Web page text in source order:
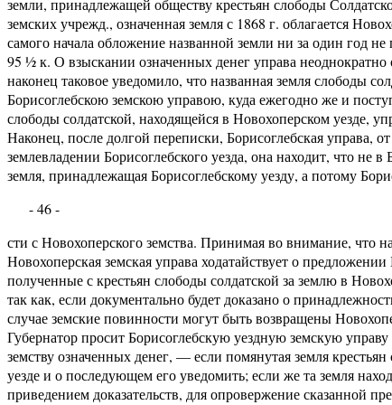
земских учрежд., означенная земля с 1868 г. облагается
самого начала обложение названной земли ни за один год
95 ½ к. О взыскании означенных денег управа неоднократно
наконец таковое уведомило, что названная земля слободы
Борисоглебскою земскою управою, куда ежегодно же и
слободы солдатской, находящейся в Новохоперском уезде,
Наконец, после долгой переписки, Борисоглебская управа,
землевладении Борисоглебского уезда, она находит, что не
земля, принадлежащая Борисоглебскому уезду, а потому
- 46 -
сти с Новохоперского земства. Принимая во внимание, что
Новохоперская земская управа ходатайствует о
полученные с крестьян слободы солдатской за землю в
так как, если документально будет доказано о
случае земские повинности могут быть возвращены
Губернатор просит Борисоглебскую уездную земскую
земству означенных денег, — если помянутая земля
уезде и о последующем его уведомить; если же та земля
приведением доказательств, для опровержение сказанной